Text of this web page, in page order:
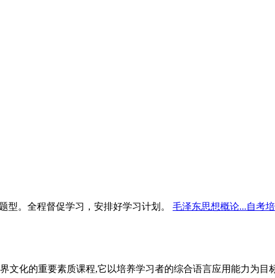
型。全程督促学习，安排好学习计划。 毛泽东思想概论...自考培
文化的重要素质课程,它以培养学习者的综合语言应用能力为